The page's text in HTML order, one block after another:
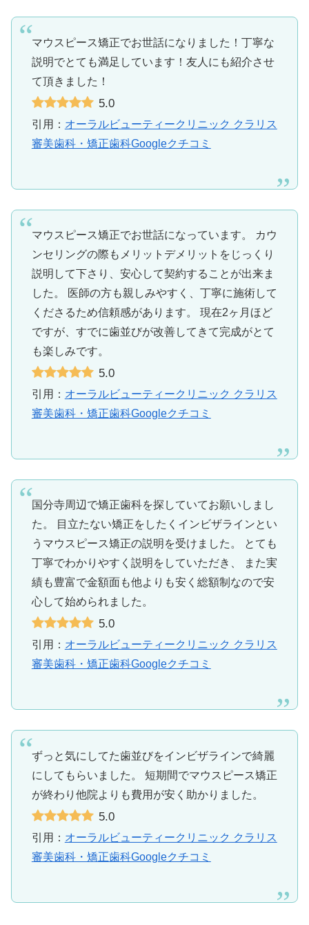
マウスピース矯正でお世話になりました！丁寧な
説明でとても満足しています！友人にも紹介させ
て頂きました！
5.0
引用： オーラルビューティークリニック クラリス
審美歯科・矯正歯科Googleクチコミ
マウスピース矯正でお世話になっています。 カウ
ンセリングの際もメリットデメリットをじっくり
説明して下さり、安心して契約することが出来ま
した。 医師の方も親しみやすく、丁寧に施術して
くださるため信頼感があります。 現在2ヶ月ほど
ですが、すでに歯並びが改善してきて完成がとて
も楽しみです。
5.0
引用： オーラルビューティークリニック クラリス
審美歯科・矯正歯科Googleクチコミ
国分寺周辺で矯正歯科を探していてお願いしまし
た。 目立たない矯正をしたくインビザラインとい
うマウスピース矯正の説明を受けました。 とても
丁寧でわかりやすく説明をしていただき、 また実
績も豊富で金額面も他よりも安く総額制なので安
心して始められました。
5.0
引用： オーラルビューティークリニック クラリス
審美歯科・矯正歯科Googleクチコミ
ずっと気にしてた歯並びをインビザラインで綺麗
にしてもらいました。 短期間でマウスピース矯正
が終わり他院よりも費用が安く助かりました。
5.0
引用： オーラルビューティークリニック クラリス
審美歯科・矯正歯科Googleクチコミ